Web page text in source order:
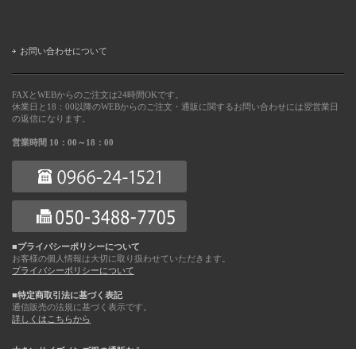
お問い合わせについて
FAXとWEBからのご注文は24時間OKです。
休業日と18：00以降のWEBからのご注文・通販に関するお問い合わせには翌営業日
の返信になります。
営業時間 10：00～18：00
■プライバシーポリシーについて
お客様の個人情報は大切に取り扱わせていただきます。
プライバシーポリシーについて
■特定商取引法に基づく表記
通信販売の法規に基づく表示です。
詳しくはこちらから